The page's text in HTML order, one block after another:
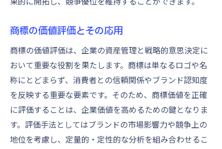
商標の価値評価とその応用
商標の価値評価は、企業の資産管理と戦略的意思決定に
おいて重要な役割を果たします。商標は単なるロゴや名
称にとどまらず、消費者との信頼関係やブランド認知度
を反映する重要な要素です。そのため、商標価値を正確
に評価することは、企業価値を高めるための鍵となりま
す。評価手法としてはブランドの市場影響力や競争上の
地位を考慮し、定量的・定性的な分析を組み合わせるこ